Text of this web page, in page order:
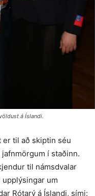
á Íslandi.
til að skiptin séu
í staðinn.
til námsdvalar
um
Rótarý á Íslandi, sími: